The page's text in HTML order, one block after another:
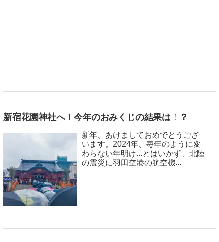
新宿花園神社へ！今年のおみくじの結果は！？
新年、あけましておめでとうござ
います。2024年、毎年のように変
わらない年明け...とはいかず、北陸
の震災に羽田空港の航空機...